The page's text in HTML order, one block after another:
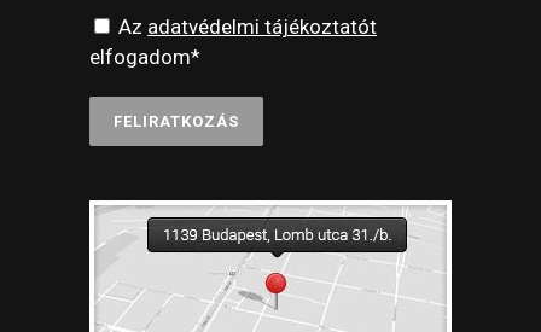
Az adatvédelmi tájékoztatót
elfogadom*